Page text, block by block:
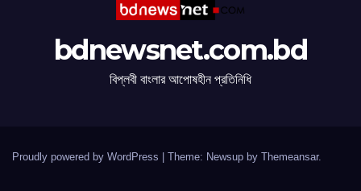
bdnewsnet.com.bd
বিপ্লবী বাংলার আপোষহীন প্রতিনিধি
Proudly powered by WordPress Theme: Newsup by Themeansar.